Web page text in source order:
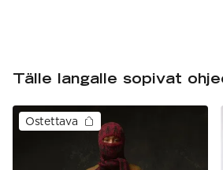
Tälle langalle sopivat
Ostettava